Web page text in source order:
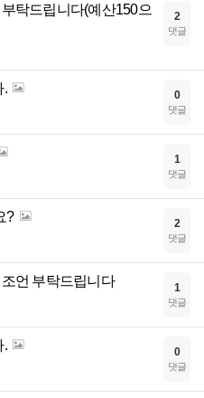
탁드립니다(예산150으
2
댓글
. 0
댓글
1
댓글
? 2
댓글
언 부탁드립니다 1
댓글
. 0
댓글